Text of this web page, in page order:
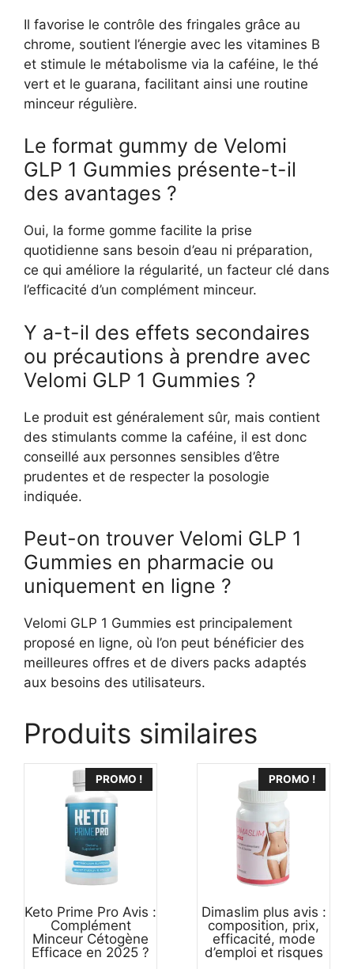
Il favorise le contrôle des fringales grâce au
chrome, soutient l’énergie avec les vitamines B
et stimule le métabolisme via la caféine, le thé
vert et le guarana, facilitant ainsi une routine
minceur régulière.
Le format gummy de Velomi
GLP 1 Gummies présente-t-il
des avantages ?
Oui, la forme gomme facilite la prise
quotidienne sans besoin d’eau ni préparation,
ce qui améliore la régularité, un facteur clé dans
l’efficacité d’un complément minceur.
Y a-t-il des effets secondaires
ou précautions à prendre avec
Velomi GLP 1 Gummies ?
Le produit est généralement sûr, mais contient
des stimulants comme la caféine, il est donc
conseillé aux personnes sensibles d’être
prudentes et de respecter la posologie
indiquée.
Peut-on trouver Velomi GLP 1
Gummies en pharmacie ou
uniquement en ligne ?
Velomi GLP 1 Gummies est principalement
proposé en ligne, où l’on peut bénéficier des
meilleures offres et de divers packs adaptés
aux besoins des utilisateurs.
Produits similaires
PROMO !
Keto Prime Pro Avis :
Complément
Minceur Cétogène
Efficace en 2025 ?
PROMO !
Dimaslim plus avis :
composition, prix,
efficacité, mode
d’emploi et risques
79,95€
Le
prix
49,95€Le
prix
Acheter Velomi GLP-1 Gummies